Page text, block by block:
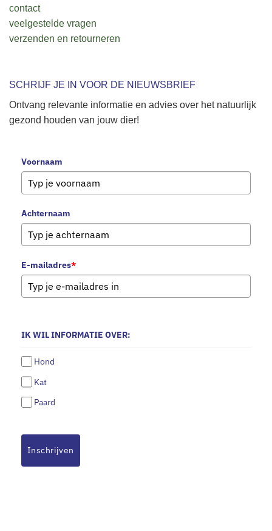
contact
veelgestelde vragen
verzenden en retourneren
SCHRIJF JE IN VOOR DE NIEUWSBRIEF
Ontvang relevante informatie en advies over het natuurlijk
gezond houden van jouw dier!
Voornaam
Achternaam
E-mailadres*
IK WIL INFORMATIE OVER:
Hond
Kat
Paard
Inschrijven